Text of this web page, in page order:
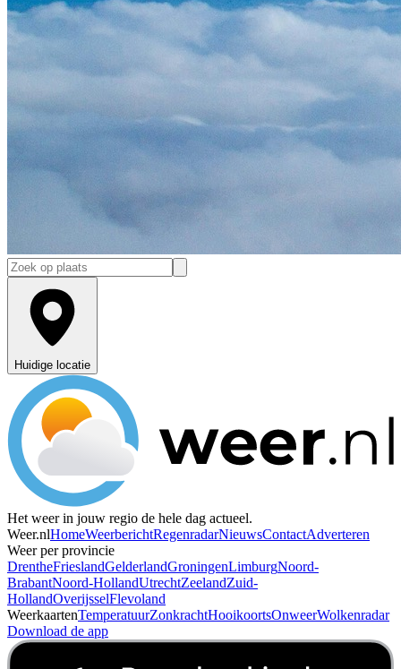
Huidige locatie
Het weer in jouw regio de hele dag actueel.
Weer.nlHomeWeerberichtRegenradarNieuwsContactAdverteren
Weer per provincie
DrentheFrieslandGelderlandGroningenLimburgNoord-
BrabantNoord-HollandUtrechtZeelandZuid-
HollandOverijsselFlevoland
WeerkaartenTemperatuurZonkrachtHooikoortsOnweerWolkenradar
Download de app